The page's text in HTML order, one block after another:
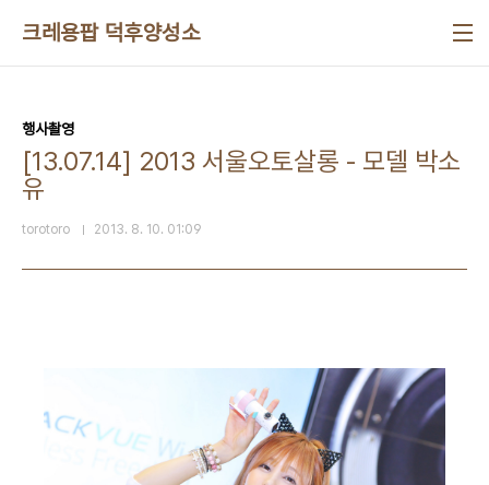
크레용팝 덕후양성소
행사촬영
[13.07.14] 2013 서울오토살롱 - 모델 박소
유
torotoro 2013. 8. 10. 01:09